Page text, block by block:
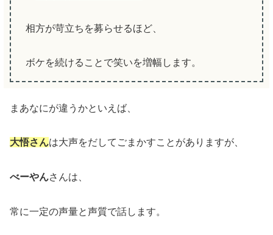
相方が苛立ちを募らせるほど、
ボケを続けることで笑いを増幅します。
まあなにが違うかといえば、
大悟さんは大声をだしてごまかすことがありますが、
べーやんさんは、
常に一定の声量と声質で話します。